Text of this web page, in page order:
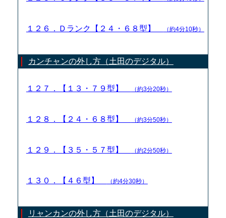
１２６．Ｄランク【２４・６８型】 （約4分10秒）
カンチャンの外し方（土田のデジタル）
１２７．【１３・７９型】 （約3分20秒）
１２８．【２４・６８型】 （約3分50秒）
１２９．【３５・５７型】 （約2分50秒）
１３０．【４６型】 （約4分30秒）
リャンカンの外し方（土田のデジタル）